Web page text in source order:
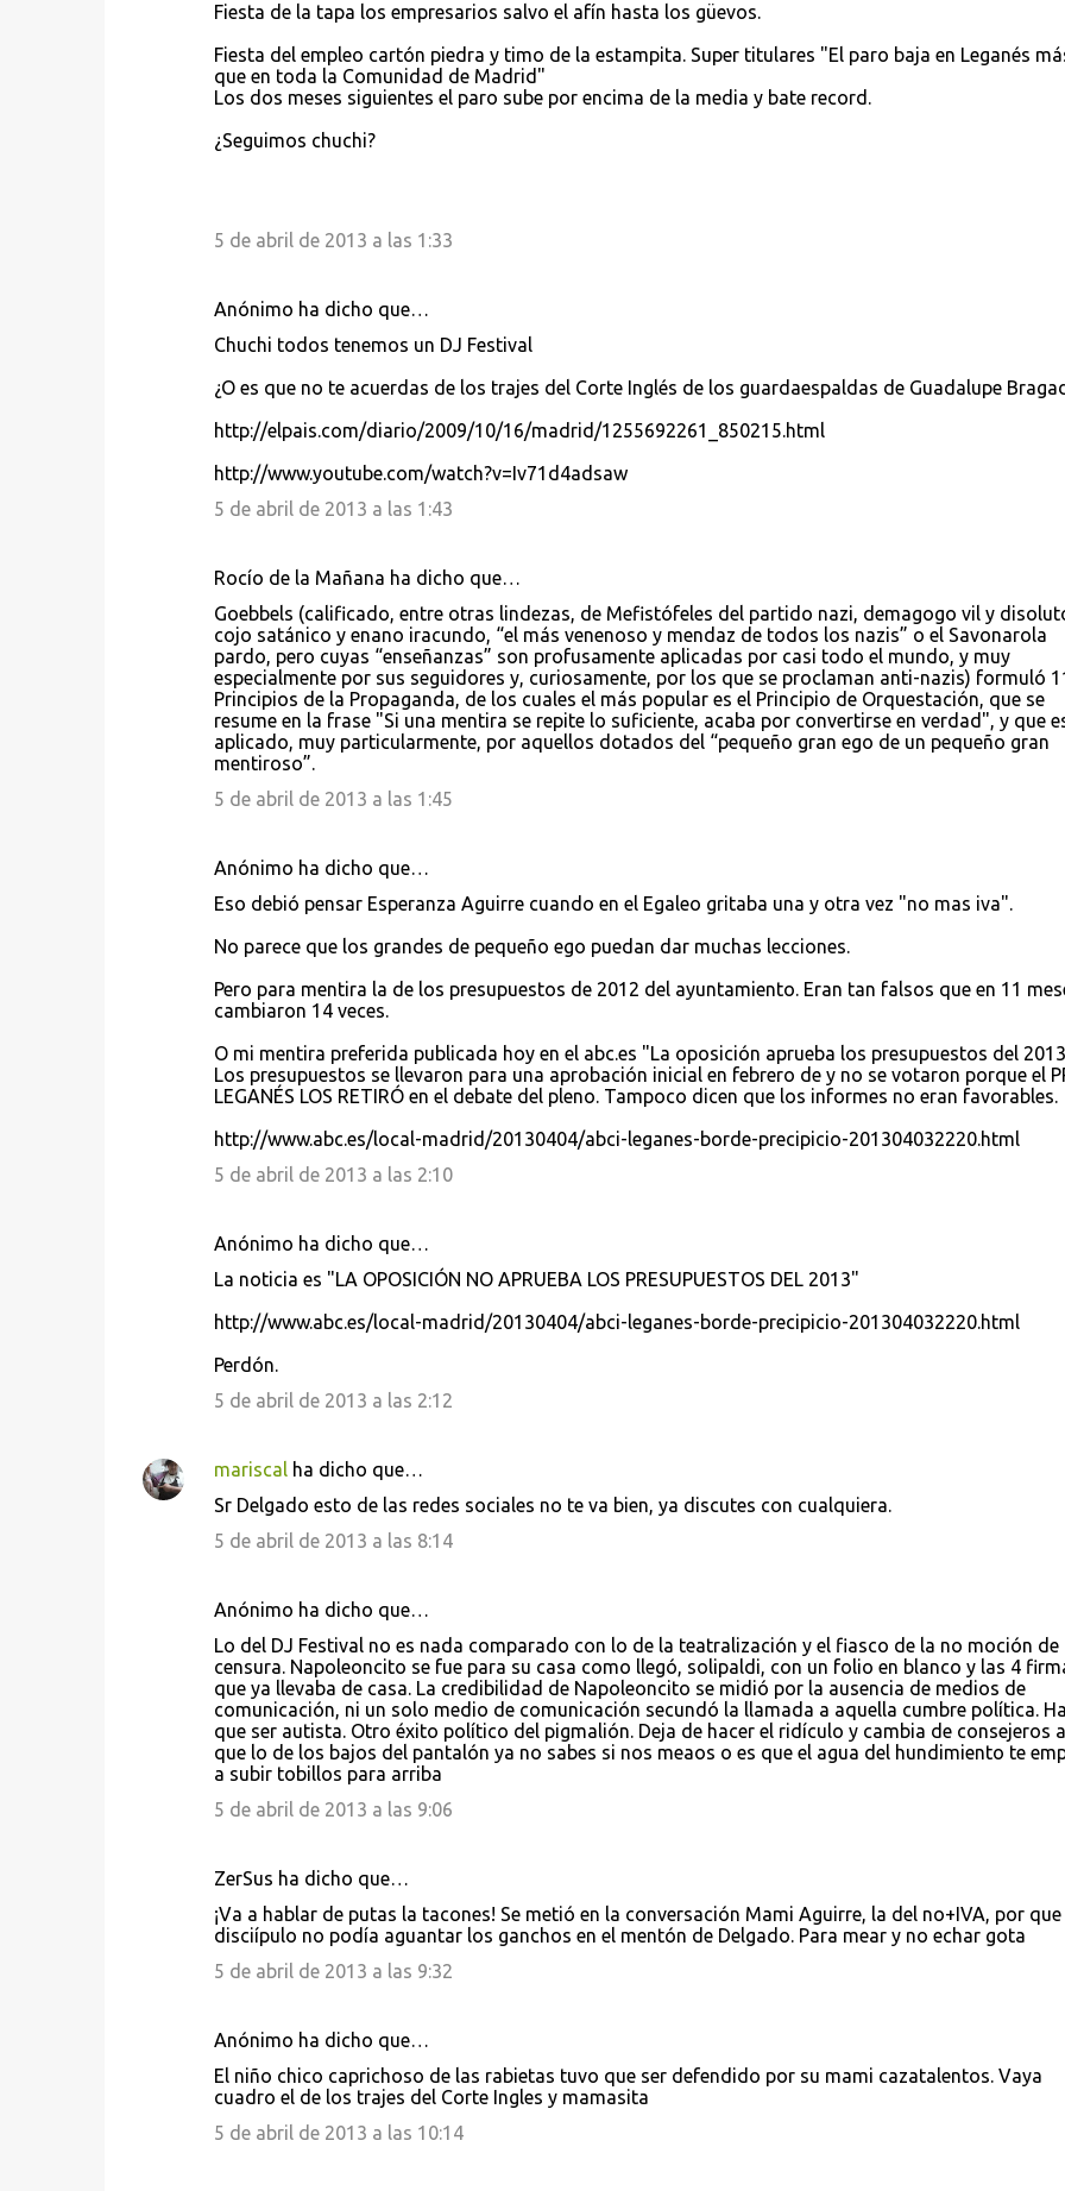
Fiesta de la tapa los empresarios salvo el afín hasta los güevos.
Fiesta del empleo cartón piedra y timo de la estampita. Super titulares "El paro baja en Leganés
que en toda la Comunidad de Madrid"
Los dos meses siguientes el paro sube por encima de la media y bate record.
¿Seguimos chuchi?
5 de abril de 2013 a las 1:33
Anónimo ha dicho que…
Chuchi todos tenemos un DJ Festival
¿O es que no te acuerdas de los trajes del Corte Inglés de los guardaespaldas de Guadalupe
http://elpais.com/diario/2009/10/16/madrid/1255692261_850215.html
http://www.youtube.com/watch?v=Iv71d4adsaw
5 de abril de 2013 a las 1:43
Rocío de la Mañana ha dicho que…
Goebbels (calificado, entre otras lindezas, de Mefistófeles del partido nazi, demagogo vil y
cojo satánico y enano iracundo, “el más venenoso y mendaz de todos los nazis” o el Savonarola
pardo, pero cuyas “enseñanzas” son profusamente aplicadas por casi todo el mundo, y muy
especialmente por sus seguidores y, curiosamente, por los que se proclaman anti-nazis) formuló
Principios de la Propaganda, de los cuales el más popular es el Principio de Orquestación, que se
resume en la frase "Si una mentira se repite lo suficiente, acaba por convertirse en verdad", y que
aplicado, muy particularmente, por aquellos dotados del “pequeño gran ego de un pequeño gran
mentiroso”.
5 de abril de 2013 a las 1:45
Anónimo ha dicho que…
Eso debió pensar Esperanza Aguirre cuando en el Egaleo gritaba una y otra vez "no mas iva".
No parece que los grandes de pequeño ego puedan dar muchas lecciones.
Pero para mentira la de los presupuestos de 2012 del ayuntamiento. Eran tan falsos que en 11
cambiaron 14 veces.
O mi mentira preferida publicada hoy en el abc.es "La oposición aprueba los presupuestos del
Los presupuestos se llevaron para una aprobación inicial en febrero de y no se votaron porque el
LEGANÉS LOS RETIRÓ en el debate del pleno. Tampoco dicen que los informes no eran favorables.
http://www.abc.es/local-madrid/20130404/abci-leganes-borde-precipicio-201304032220.html
5 de abril de 2013 a las 2:10
Anónimo ha dicho que…
La noticia es "LA OPOSICIÓN NO APRUEBA LOS PRESUPUESTOS DEL 2013"
http://www.abc.es/local-madrid/20130404/abci-leganes-borde-precipicio-201304032220.html
Perdón.
5 de abril de 2013 a las 2:12
mariscalha dicho que…
Sr Delgado esto de las redes sociales no te va bien, ya discutes con cualquiera.
5 de abril de 2013 a las 8:14
Anónimo ha dicho que…
Lo del DJ Festival no es nada comparado con lo de la teatralización y el fiasco de la no moción de
censura. Napoleoncito se fue para su casa como llegó, solipaldi, con un folio en blanco y las 4
que ya llevaba de casa. La credibilidad de Napoleoncito se midió por la ausencia de medios de
comunicación, ni un solo medio de comunicación secundó la llamada a aquella cumbre política.
que ser autista. Otro éxito político del pigmalión. Deja de hacer el ridículo y cambia de consejeros
que lo de los bajos del pantalón ya no sabes si nos meaos o es que el agua del hundimiento te
a subir tobillos para arriba
5 de abril de 2013 a las 9:06
ZerSus ha dicho que…
¡Va a hablar de putas la tacones! Se metió en la conversación Mami Aguirre, la del no+IVA, por que
disciípulo no podía aguantar los ganchos en el mentón de Delgado. Para mear y no echar gota
5 de abril de 2013 a las 9:32
Anónimo ha dicho que…
El niño chico caprichoso de las rabietas tuvo que ser defendido por su mami cazatalentos. Vaya
cuadro el de los trajes del Corte Ingles y mamasita
5 de abril de 2013 a las 10:14